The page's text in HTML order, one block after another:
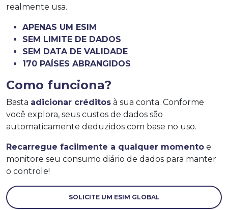
realmente usa.
APENAS UM ESIM
SEM LIMITE DE DADOS
SEM DATA DE VALIDADE
170 PAÍSES ABRANGIDOS
Como funciona?
Basta adicionar créditos à sua conta. Conforme
você explora, seus custos de dados são
automaticamente deduzidos com base no uso.
Recarregue facilmente a qualquer momento e
monitore seu consumo diário de dados para manter
o controle!
SOLICITE UM ESIM GLOBAL